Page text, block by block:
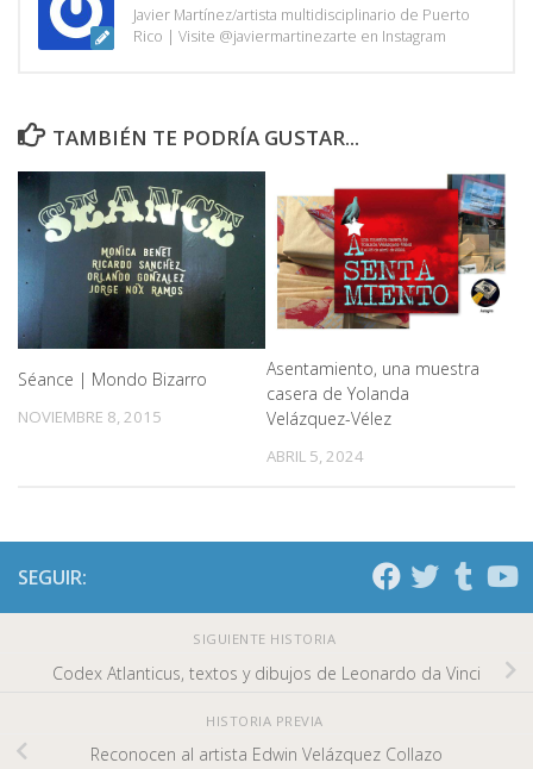
Javier Martínez/artista multidisciplinario de Puerto
Rico | Visite @javiermartinezarte en Instagram
TAMBIÉN TE PODRÍA GUSTAR...
Séance | Mondo Bizarro
NOVIEMBRE 8, 2015
Asentamiento, una muestra
casera de Yolanda
Velázquez-Vélez
ABRIL 5, 2024
SEGUIR:
SIGUIENTE HISTORIA
Codex Atlanticus, textos y dibujos de Leonardo da Vinci
HISTORIA PREVIA
Reconocen al artista Edwin Velázquez Collazo